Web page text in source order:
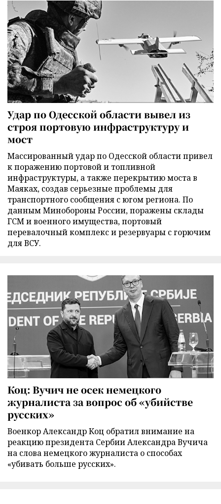
Удар по Одесской области вывел из
строя портовую инфраструктуру и
мост
Массированный удар по Одесской области привел
к поражению портовой и топливной
инфраструктуры, а также перекрытию моста в
Маяках, создав серьезные проблемы для
транспортного сообщения с югом региона. По
данным Минобороны России, поражены склады
ГСМ и военного имущества, портовый
перевалочный комплекс и резервуары с горючим
для ВСУ.
Коц: Вучич не осек немецкого
журналиста за вопрос об «убийстве
русских»
Военкор Александр Коц обратил внимание на
реакцию президента Сербии Александра Вучича
на слова немецкого журналиста о способах
«убивать больше русских».